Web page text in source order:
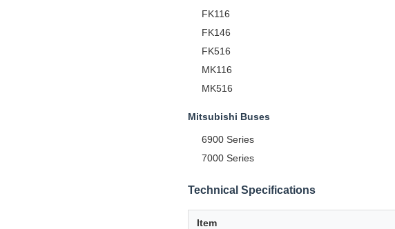
FK116
FK146
FK516
MK116
MK516
Mitsubishi Buses
6900 Series
7000 Series
Technical Specifications
Item